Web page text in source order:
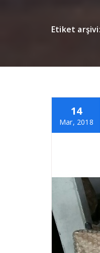
Etiket arşivi:
14
Mar, 2018